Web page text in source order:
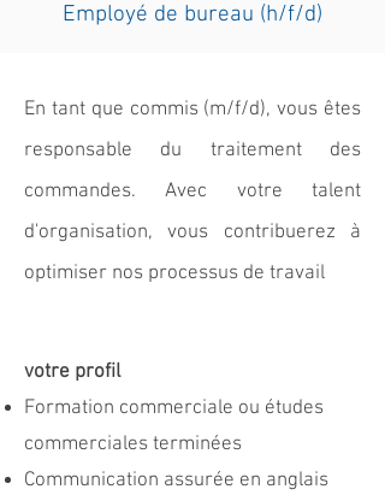
Employé de bureau (h/f/d)
En tant que commis (m/f/d), vous êtes
responsable du traitement des
commandes. Avec votre talent
d'organisation, vous contribuerez à
optimiser nos processus de travail
votre profil
Formation commerciale ou études
commerciales terminées
Communication assurée en anglais